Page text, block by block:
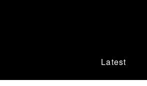
Latest